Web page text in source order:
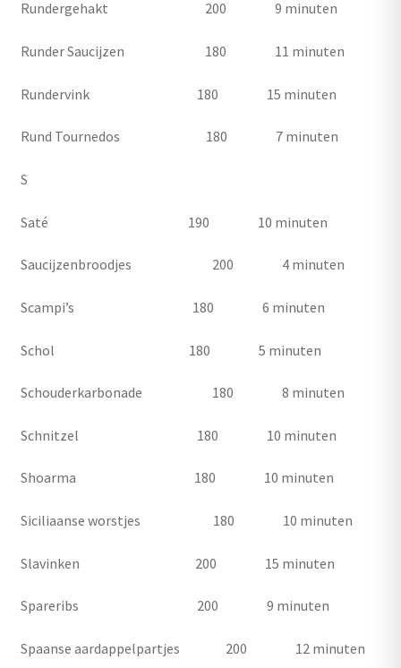
Rundergehakt 200 9 minuten
Runder Saucijzen 180 11 minuten
Rundervink 180 15 minuten
Rund Tournedos 180 7 minuten
S
Saté 190 10 minuten
Saucijzenbroodjes 200 4 minuten
Scampi’s 180 6 minuten
Schol 180 5 minuten
Schouderkarbonade 180 8 minuten
Schnitzel 180 10 minuten
Shoarma 180 10 minuten
Siciliaanse worstjes 180 10 minuten
Slavinken 200 15 minuten
Spareribs 200 9 minuten
Spaanse aardappelpartjes 200 12 minuten